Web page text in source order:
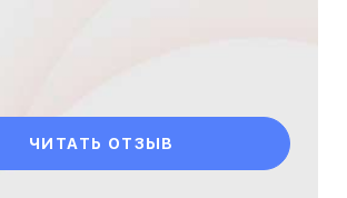
ЧИТАТЬ ОТЗЫВ